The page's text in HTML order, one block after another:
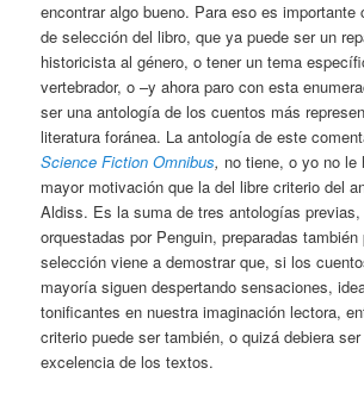
encontrar algo bueno. Para eso es importante
de selección del libro, que ya puede ser un
historicista al género, o tener un tema
vertebrador, o –y ahora paro con esta
ser una antología de los cuentos más
literatura foránea. La antología de este
Science Fiction Omnibus, no tiene, o yo no le
mayor motivación que la del libre criterio del
Aldiss. Es la suma de tres antologías
orquestadas por Penguin, preparadas
selección viene a demostrar que, si los
mayoría siguen despertando sensaciones,
tonificantes en nuestra imaginación lectora,
criterio puede ser también, o quizá debiera
excelencia de los textos.